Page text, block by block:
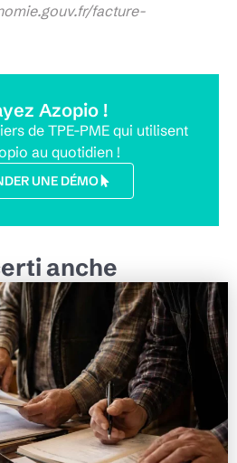
facture-
Azopio !
de TPE-PME qui utilisent
au quotidien !
UNE DÉMO
anche